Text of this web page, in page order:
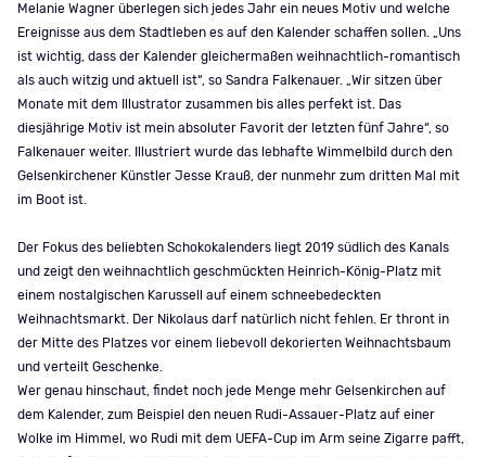
Melanie Wagner überlegen sich jedes Jahr ein neues Motiv und welche
Ereignisse aus dem Stadtleben es auf den Kalender schaffen sollen. „Uns
ist wichtig, dass der Kalender gleichermaßen weihnachtlich-romantisch
als auch witzig und aktuell ist“, so Sandra Falkenauer. „Wir sitzen über
Monate mit dem Illustrator zusammen bis alles perfekt ist. Das
diesjährige Motiv ist mein absoluter Favorit der letzten fünf Jahre“, so
Falkenauer weiter. Illustriert wurde das lebhafte Wimmelbild durch den
Gelsenkirchener Künstler Jesse Krauß, der nunmehr zum dritten Mal mit
im Boot ist.
Der Fokus des beliebten Schokokalenders liegt 2019 südlich des Kanals
und zeigt den weihnachtlich geschmückten Heinrich-König-Platz mit
einem nostalgischen Karussell auf einem schneebedeckten
Weihnachtsmarkt. Der Nikolaus darf natürlich nicht fehlen. Er thront in
der Mitte des Platzes vor einem liebevoll dekorierten Weihnachtsbaum
und verteilt Geschenke.
Wer genau hinschaut, findet noch jede Menge mehr Gelsenkirchen auf
dem Kalender, zum Beispiel den neuen Rudi-Assauer-Platz auf einer
Wolke im Himmel, wo Rudi mit dem UEFA-Cup im Arm seine Zigarre pafft,